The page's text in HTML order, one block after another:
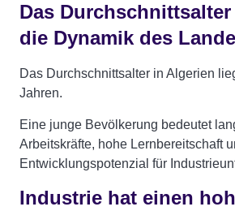
Das
die Dynamik des
Das Durchschnittsalter in Algerien
Jahren.
Eine junge Bevölkerung bedeutet
Arbeitskräfte, hohe Lernbereitschaft
Entwicklungspotenzial für
Industrie hat einen